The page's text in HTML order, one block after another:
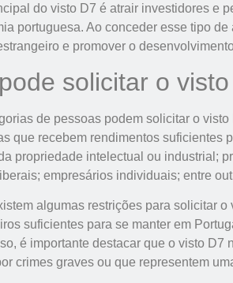
do visto D7 é atrair investidores e
portuguesa. Ao conceder esse tipo
e promover o
solicitar o
de pessoas podem solicitar o
que recebem rendimentos suficientes
propriedade intelectual ou industrial;
empresários individuais; entre
algumas restrições para solicitar
suficientes para se manter em
é importante destacar que o visto
crimes graves ou que representem